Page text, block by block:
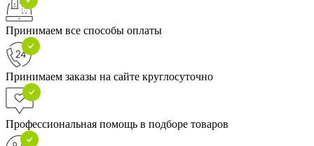
Принимаем все способы оплаты
Принимаем заказы на сайте круглосуточно
Профессиональная помощь в подборе товаров